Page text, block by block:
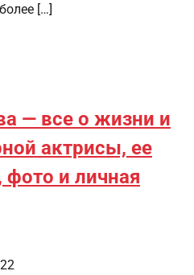
[…]
— все о жизни и
актрисы, ее
фото и личная